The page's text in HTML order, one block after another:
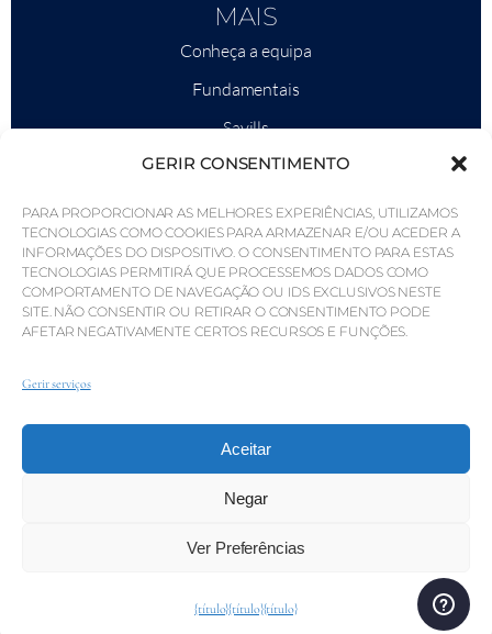
GERIR CONSENTIMENTO
PARA PROPORCIONAR AS MELHORES EXPERIÊNCIAS, UTILIZAMOS
TECNOLOGIAS COMO COOKIES PARA ARMAZENAR E/OU ACEDER A
INFORMAÇÕES DO DISPOSITIVO. O CONSENTIMENTO PARA ESTAS
TECNOLOGIAS PERMITIRÁ QUE PROCESSEMOS DADOS COMO
COMPORTAMENTO DE NAVEGAÇÃO OU IDS EXCLUSIVOS NESTE
SITE. NÃO CONSENTIR OU RETIRAR O CONSENTIMENTO PODE
AFETAR NEGATIVAMENTE CERTOS RECURSOS E FUNÇÕES.
Gerir serviços
Aceitar
Negar
Ver Preferências
{título}{título}{título}
MAIS
Conheça a equipa
Fundamentais
Savills
Inteligência de mercado
Porquê a QP Savills?
Notícias e Eventos
Mapas da área
Comunidade
© Weber Media®Todos os direitos reservados 2026.
Impressão
© QP Savills – Mills & Mills Lda. Todos os direitos
reservados. Licença Imobiliária n.º AMI-1252 APEMIP 3785.